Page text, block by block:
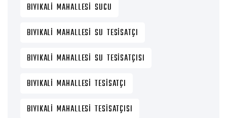
BIYIKALI MAHALLESI SUCU
BIYIKALI MAHALLESI SU TESISATÇI
BIYIKALI MAHALLESI SU TESISATÇISI
BIYIKALI MAHALLESI TESISATÇI
BIYIKALI MAHALLESI TESISATÇISI